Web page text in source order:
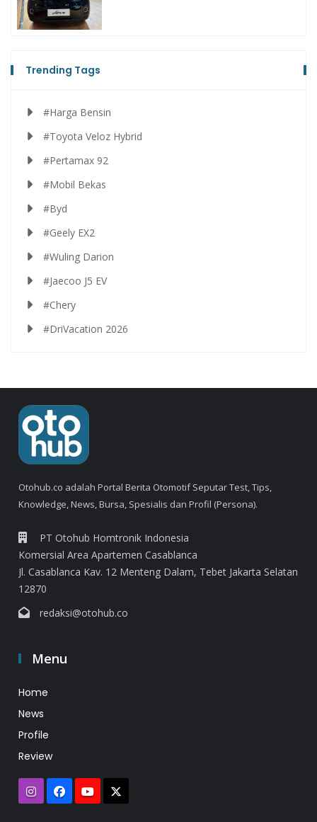
Trending Tags
#Harga Bensin
#Toyota Veloz Hybrid
#Pertamax 92
#Mobil Bekas
#Byd
#Geely EX2
#Wuling Darion
#Jaecoo J5 EV
#Chery
#DriVacation 2026
Otohub.co adalah Portal Berita Otomotif Seputar Test, Tips,
Knowledge, News, Bursa, Spesialis dan Profil (Persona).
PT Otohub Homtronik Indonesia
Komersial Area Apartemen Casablanca
Jl. Casablanca Kav. 12 Menteng Dalam, Tebet Jakarta Selatan
12870
redaksi@otohub.co
Menu
Home
News
Profile
Review